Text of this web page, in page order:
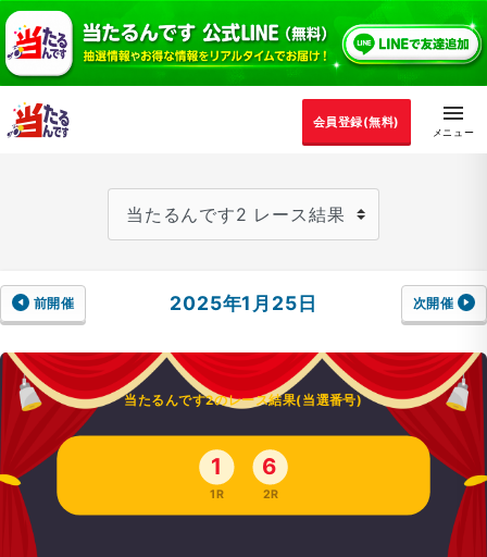
会員登録(無料)
前開催 2025年1月25日 次開催
当たるんです2のレース結果(当選番号)
1
1R
6
2R